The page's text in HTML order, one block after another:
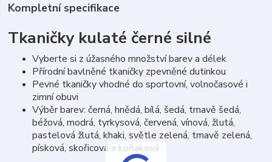
Kompletní specifikace
Tkaničky kulaté černé silné
Vyberte si z úžasného množství barev a délek
Přírodní bavlněné tkaničky zpevněné dutinkou
Pevné tkaničky vhodné do sportovní, volnočasové i
zimní obuvi
Výběr barev: černá, hnědá, bílá, šedá, tmavě šedá,
béžová, modrá, tyrkysová, červená, vínová, žlutá,
pastelová žlutá, khaki, světle zelená, tmavě zelená,
písková, skořicová a koňaková